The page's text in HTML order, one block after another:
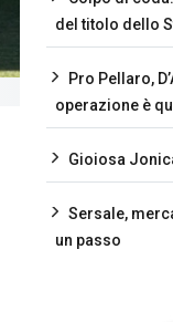
del titolo dello
Pro Pellaro,
operazione è
Gioiosa
Sersale,
un passo